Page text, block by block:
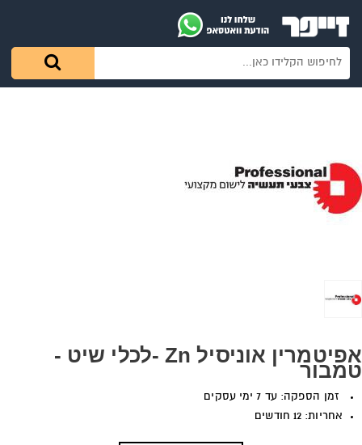
אפיטמרין אוניסיל Zn -לכלי שיט -
טמבור
זמן הספקה: עד 7 ימי עסקים
אחריות: 12 חודשים